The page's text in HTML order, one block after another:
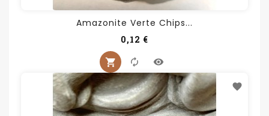
Amazonite Verte Chips...
0,12 €